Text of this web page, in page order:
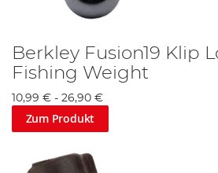
Berkley Fusion19 Klip
Fishing Weight
10,99 € - 26,90 €
Zum Produkt